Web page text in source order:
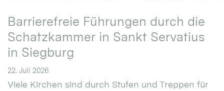
Barrierefreie Führungen durch die
Schatzkammer in Sankt Servatius
in Siegburg
22. Juli 2026
Viele Kirchen sind durch Stufen und Treppen für